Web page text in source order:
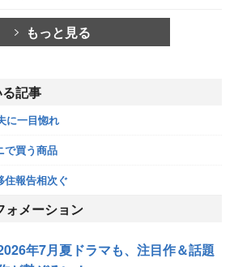
もっと見る
記事
に一目惚れ
で買う商品
住報告相次ぐ
ォメーション
年7月夏ドラマも、注目作＆話題